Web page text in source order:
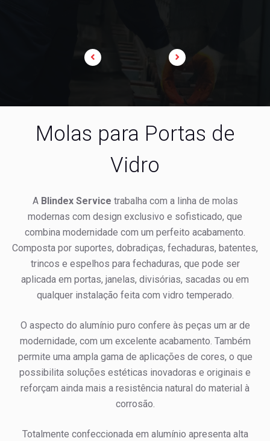
Molas para Portas de
Vidro
A Blindex Service trabalha com a linha de molas
modernas com design exclusivo e sofisticado, que
combina modernidade com um perfeito acabamento.
Composta por suportes, dobradiças, fechaduras, batentes,
trincos e espelhos para fechaduras, que pode ser
aplicada em portas, janelas, divisórias, sacadas ou em
qualquer instalação feita com vidro temperado.
O aspecto do alumínio puro confere às peças um ar de
modernidade, com um excelente acabamento. Também
permite uma ampla gama de aplicações de cores, o que
possibilita soluções estéticas inovadoras e originais e
reforçam ainda mais a resistência natural do material à
corrosão.
Totalmente confeccionada em alumínio apresenta alta